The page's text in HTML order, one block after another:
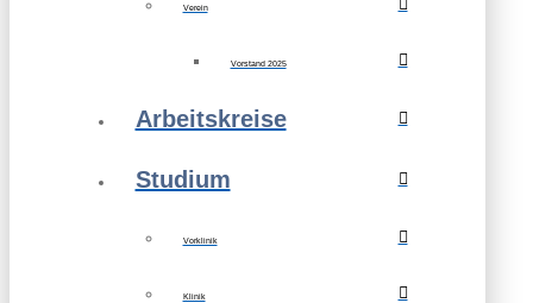
Verein
Vorstand 2025
Arbeitskreise
Studium
Vorklinik
Klinik